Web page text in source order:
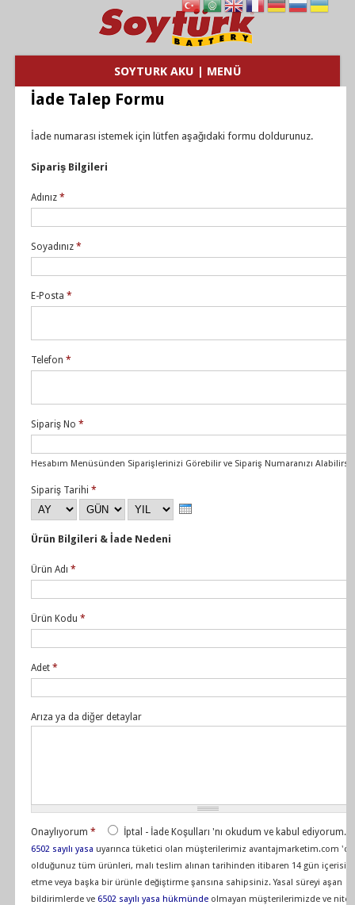
SOYTURK AKU | MENÜ
İade Talep Formu
İade numarası istemek için lütfen aşağıdaki formu doldurunuz.
Sipariş Bilgileri
Adınız *
Soyadınız *
E-Posta *
Telefon *
Sipariş No *
Hesabım Menüsünden Siparişlerinizi Görebilir ve Sipariş Numaranızı
Sipariş Tarihi *
Ay
Gün Yıl
Ürün Bilgileri & İade Nedeni
Ürün Adı *
Ürün Kodu *
Adet *
Arıza ya da diğer detaylar
Onaylıyorum * İptal - İade Koşulları 'nı okudum ve kabul ediyorum.
6502 sayılı yasa uyarınca tüketici olan müşterilerimiz avantajmarketim.com
olduğunuz tüm ürünleri, malı teslim alınan tarihinden itibaren 14 gün
etme veya başka bir ürünle değiştirme şansına sahipsiniz. Yasal süreyi aşan
bildirimlerde ve 6502 sayılı yasa hükmünde olmayan müşterilerimizde ve